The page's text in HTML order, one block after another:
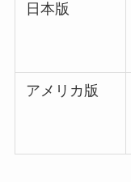
日本版
アメリカ版